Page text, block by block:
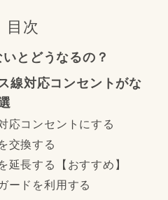
目次
とどうなるの？
線対応コンセントがな
応コンセントにする
交換する
延長する【おすすめ】
ードを利用する